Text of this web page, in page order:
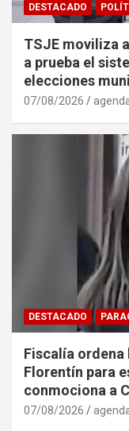
DESTACADO
TSJE moviliza
a prueba el
elecciones
07/08/2026
DESTACADO
Fiscalía ordena
Florentín para
conmociona a
07/08/2026